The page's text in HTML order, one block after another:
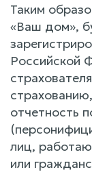
Таким
«Ваш дом»,
Российской
отчетность
лиц,
или